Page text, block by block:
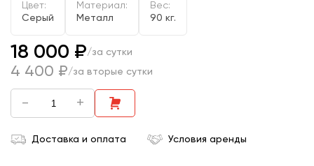
Цвет:
Серый
Материал:
Металл
Вес:
90 кг.
18 000 ₽/за сутки
4 400 ₽/за вторые сутки
- +
Доставка и оплата Условия аренды